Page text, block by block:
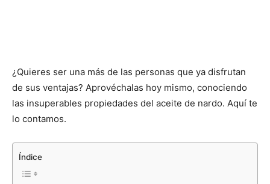
¿Quieres ser una más de las personas que ya disfrutan
de sus ventajas? Aprovéchalas hoy mismo, conociendo
las insuperables propiedades del aceite de nardo. Aquí te
lo contamos.
Índice